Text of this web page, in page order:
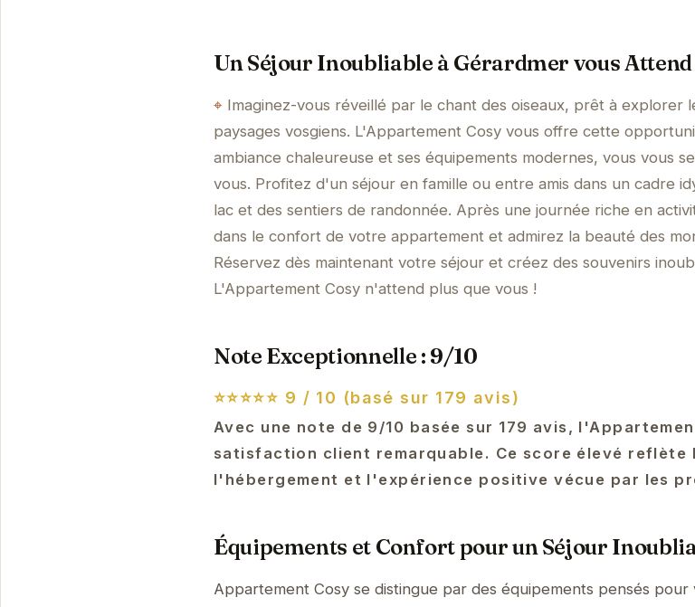
Un Séjour Inoubliable à Gérardmer vous Attend
Imaginez-vous réveillé par le chant des oiseaux, prêt à explorer
paysages vosgiens. L'Appartement Cosy vous offre cette
ambiance chaleureuse et ses équipements modernes, vous vous
vous. Profitez d'un séjour en famille ou entre amis dans un cadre
lac et des sentiers de randonnée. Après une journée riche en
dans le confort de votre appartement et admirez la beauté des
Réservez dès maintenant votre séjour et créez des souvenirs
L'Appartement Cosy n'attend plus que vous !
Note Exceptionnelle : 9/10
⭐⭐⭐⭐⭐ 9 / 10 (basé sur 179 avis)
Avec une note de 9/10 basée sur 179 avis,
satisfaction client remarquable. Ce score élevé reflète
l'hébergement et l'expérience positive vécue par les
Équipements et Confort pour un Séjour
Appartement Cosy se distingue par des équipements pensés